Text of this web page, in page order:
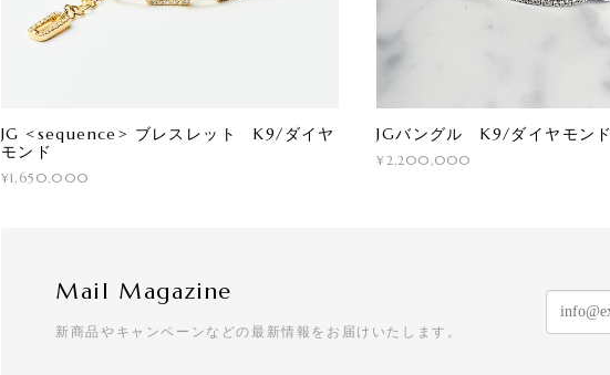
JG <sequence> ブレスレット K9/ダイヤ
モンド
¥1,650,000
JGバングル K9/ダイヤモンド
¥2,200,000
Mail Magazine
新商品やキャンペーンなどの最新情報をお届けいたします。